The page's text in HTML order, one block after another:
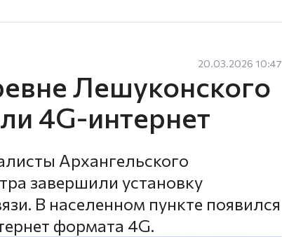
20.03.2026 10:47
Лешуконского
4G-интернет
Архангельского
завершили установку
В населенном пункте появился
формата 4G.